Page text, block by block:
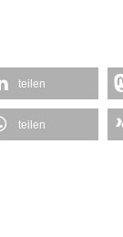
teilen
teilen